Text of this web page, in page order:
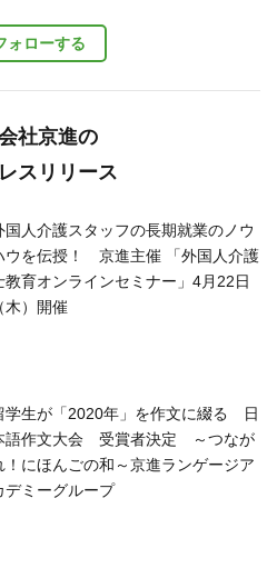
ォローする
社京進の
スリリース
国人介護スタッフの長期就業のノウ
ウを伝授！ 京進主催 「外国人介護
教育オンラインセミナー」4月22日
（木）開催
学生が「2020年」を作文に綴る 日
語作文大会 受賞者決定 ～つなが
！にほんごの和～京進ランゲージア
デミーグループ